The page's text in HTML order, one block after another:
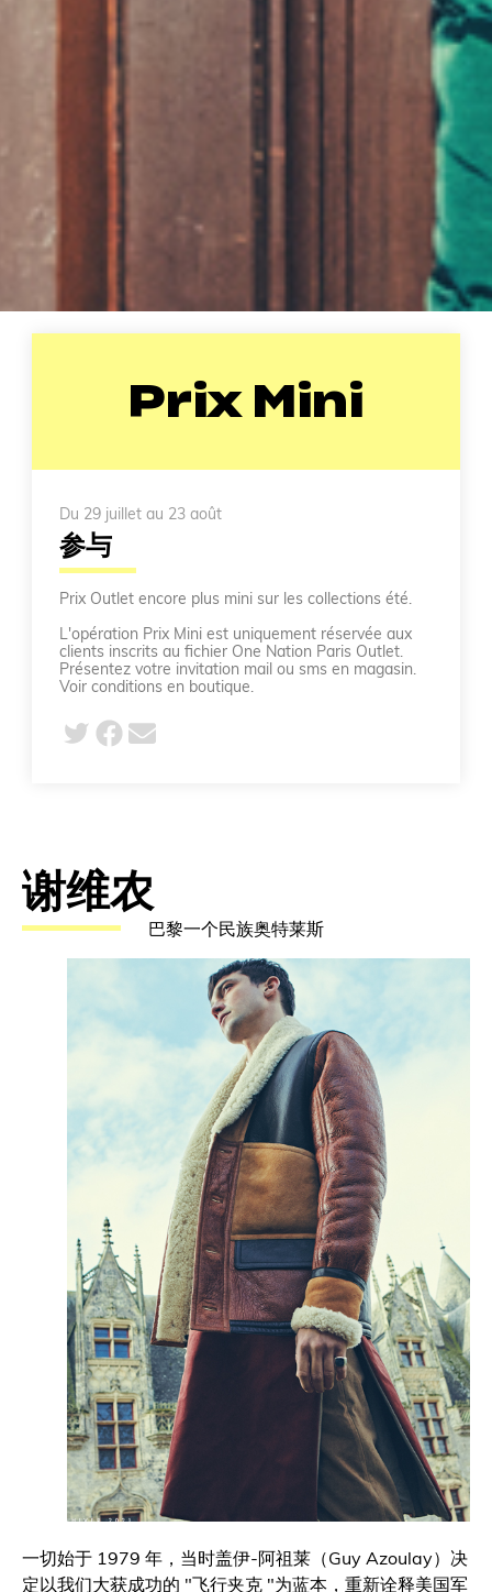
Prix Mini
Du 29 juillet au 23 août
参与
Prix Outlet encore plus mini sur les collections été.
L'opération Prix Mini est uniquement réservée aux
clients inscrits au fichier One Nation Paris Outlet.
Présentez votre invitation mail ou sms en magasin.
Voir conditions en boutique.
谢维农
巴黎一个民族奥特莱斯
一切始于 1979 年，当时盖伊-阿祖莱（Guy Azoulay）决
定以我们大获成功的 "飞行夹克 "为蓝本，重新诠释美国军